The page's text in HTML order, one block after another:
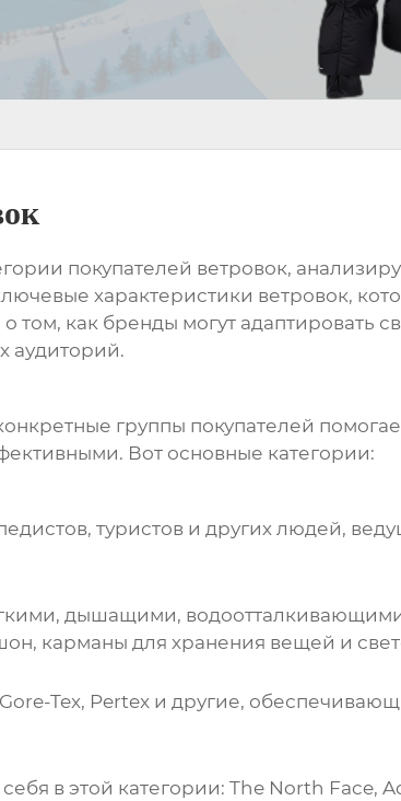
покупателей ветровок,
характеристики ветровок,
как бренды могут адаптировать
аудиторий.
группы покупателей
Вот основные категории:
туристов и других людей,
дышащими,
карманы для хранения вещей и
Tex, Pertex и другие,
в этой категории: The North Face,